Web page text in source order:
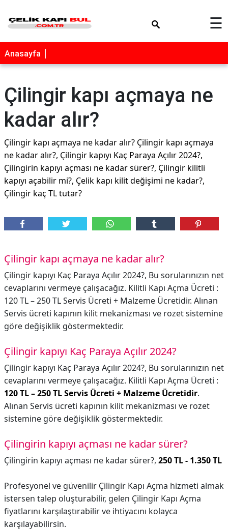
☰
Anasayfa
Çilingir kapı açmaya ne
kadar alır?
Çilingir kapı açmaya ne kadar alır? Çilingir kapı açmaya
ne kadar alır?, Çilingir kapıyı Kaç Paraya Açılır 2024?,
Çilingirin kapıyı açması ne kadar sürer?, Çilingir kilitli
kapıyı açabilir mi?, Çelik kapı kilit değişimi ne kadar?,
Çilingir kaç TL tutar?
Çilingir kapı açmaya ne kadar alır?
Çilingir kapıyı Kaç Paraya Açılır 2024?, Bu sorularınızın net
cevaplarını vermeye çalışacağız. Kilitli Kapı Açma Ücreti :
120 TL – 250 TL Servis Ücreti + Malzeme Ücretidir. Alınan
Servis ücreti kapının kilit mekanizması ve rozet sistemine
göre değişiklik göstermektedir.
Çilingir kapıyı Kaç Paraya Açılır 2024?
Çilingir kapıyı Kaç Paraya Açılır 2024?, Bu sorularınızın net
cevaplarını vermeye çalışacağız. Kilitli Kapı Açma Ücreti :
120 TL – 250 TL Servis Ücreti + Malzeme Ücretidir.
Alınan Servis ücreti kapının kilit mekanizması ve rozet
sistemine göre değişiklik göstermektedir.
Çilingirin kapıyı açması ne kadar sürer?
Çilingirin kapıyı açması ne kadar sürer?, 250 TL - 1.350 TL
Profesyonel ve güvenilir Çilingir Kapı Açma hizmeti almak
istersen talep oluşturabilir, gelen Çilingir Kapı Açma
fiyatlarını karşılaştırabilir ve ihtiyacını kolayca
karşılayabilirsin.